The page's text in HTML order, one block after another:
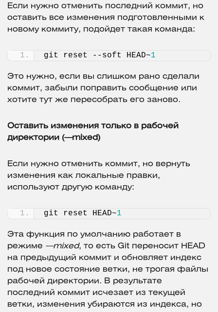
Если нужно отменить последний коммит, но
оставить все изменения подготовленными к
новому коммиту, подойдет такая команда:
git reset --soft HEAD~1
Это нужно, если вы слишком рано сделали
коммит, забыли поправить сообщение или
хотите тут же пересобрать его заново.
Оставить изменения только в рабочей
директории (—mixed)
Если нужно отменить коммит, но вернуть
изменения как локальные правки,
используют другую команду:
git reset HEAD~1
Эта функция по умолчанию работает в
режиме —mixed, то есть Git переносит HEAD
на предыдущий коммит и обновляет индекс
под новое состояние ветки, не трогая файлы
рабочей директории. В результате
последний коммит исчезает из текущей
ветки, изменения убираются из индекса, но